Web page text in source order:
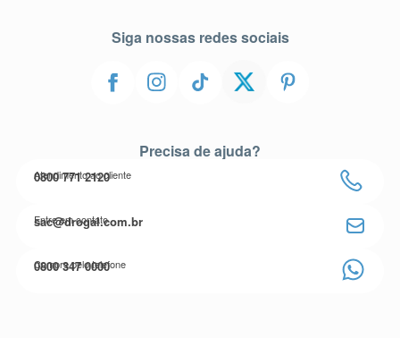
Siga nossas redes sociais
Precisa de ajuda?
Atendimento ao cliente
0800 771 2120
Entre em contato
sac@drogal.com.br
Compre pelo telefone
0800 347 0000